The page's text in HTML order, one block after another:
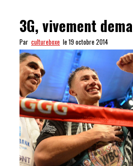
3G, vivement
Par cultureboxe le 19 octobre 2014